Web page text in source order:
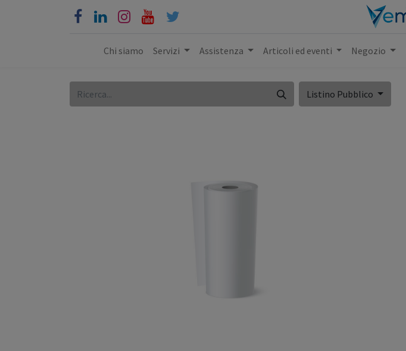
Chi siamo Servizi Assistenza Articoli ed eventi Negozio
Listino Pubblico